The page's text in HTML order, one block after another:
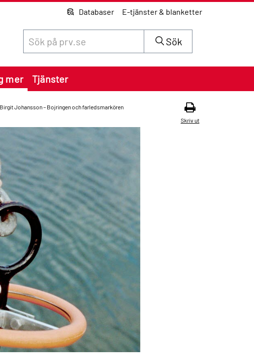
Databaser E-tjänster & blanketter
Sök
mer Tjänster
Birgit Johansson – Bojringen och farledsmarkören
Skriv ut